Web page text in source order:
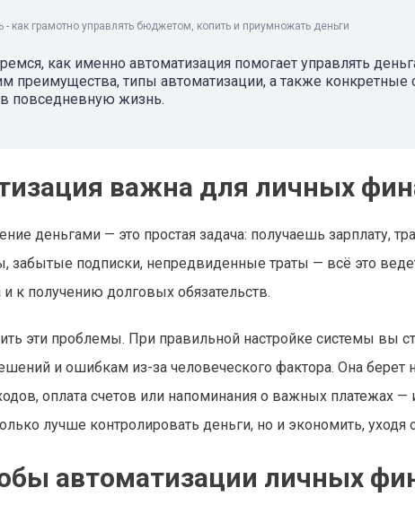
как грамотно управлять бюджетом, копить и приумножать деньги
как именно автоматизация помогает управлять
преимущества, типы автоматизации, а также конкретные
повседневную жизнь.
важна для личных
деньгами — это простая задача: получаешь зарплату,
забытые подписки, непредвиденные траты — всё это
к получению долговых обязательств.
эти проблемы. При правильной настройке системы вы
и ошибкам из-за человеческого фактора. Она берет
оплата счетов или напоминания о важных платежах —
лучше контролировать деньги, но и экономить, уходя
автоматизации личных